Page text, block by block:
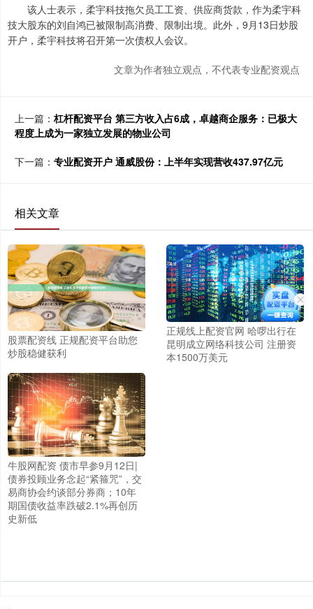
该人士表示，柔宇科技拖欠员工工资、供应商货款，作为柔宇科
技大股东的刘自鸿已被限制高消费、限制出境。此外，9月13日炒股
开户，柔宇科技将召开第一次债权人会议。
文章为作者独立观点，不代表专业配资观点
上一篇： 杠杆配资平台 第三方收入占6成，卓越商企服务：已极大
程度上成为一家独立发展的物业公司
下一篇： 专业配资开户 通威股份：上半年实现营收437.97亿元
相关文章
股票配资线 正规配资平台助您
炒股稳健获利
正规线上配资官网 哈啰出行在
昆明成立网络科技公司 注册资
本1500万美元
牛股网配资 债市早参9月12日|
债券投顾业务念起“紧箍咒”，交
易商协会约谈部分券商；10年
期国债收益率跌破2.1%再创历
史新低